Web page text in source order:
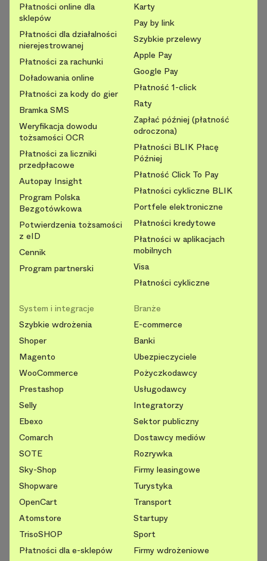
Płatności online dla
sklepów
Płatności dla działalności
nierejestrowanej
Płatności za rachunki
Doładowania online
Płatności za kody do gier
Bramka SMS
Weryfikacja dowodu
tożsamości OCR
Płatności za liczniki
przedpłacowe
Autopay Insight
Program Polska
Bezgotówkowa
Potwierdzenia tożsamości
z eID
Cennik
Program partnerski
Karty
Pay by link
Szybkie przelewy
Apple Pay
Google Pay
Płatność 1-click
Raty
Zapłać później (płatność
odroczona)
Płatności BLIK Płacę
Później
Płatność Click To Pay
Płatności cykliczne BLIK
Portfele elektroniczne
Płatności kredytowe
Płatności w aplikacjach
mobilnych
Visa
Płatności cykliczne
System i integracje
Szybkie wdrożenia
Shoper
Magento
WooCommerce
Prestashop
Selly
Ebexo
Comarch
SOTE
Sky-Shop
Shopware
OpenCart
Atomstore
TrisoSHOP
Płatności dla e-sklepów
Branże
E-commerce
Banki
Ubezpieczyciele
Pożyczkodawcy
Usługodawcy
Integratorzy
Sektor publiczny
Dostawcy mediów
Rozrywka
Firmy leasingowe
Turystyka
Transport
Startupy
Sport
Firmy wdrożeniowe